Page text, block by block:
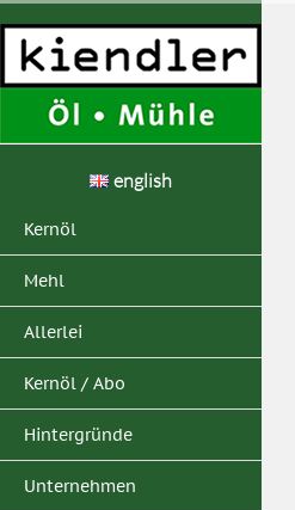
english
Kernöl
Mehl
Allerlei
Kernöl / Abo
Hintergründe
Unternehmen